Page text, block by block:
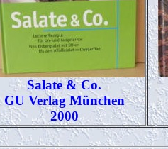
Salate & Co.
GU Verlag München
2000